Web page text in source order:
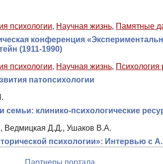
психологии, Научная жизнь, Памятные
конференция
(1911-1990)
психологии, Научная жизнь, Психология
патопсихологии
семьи: клинико-психологические
Ведмицкая Д.Д., Ушаков В.А.
психологии»: Интервью с